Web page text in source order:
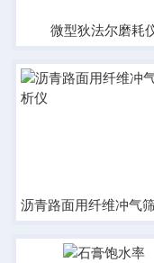
微型狄法尔磨耗
沥青路面用纤维冲气筛